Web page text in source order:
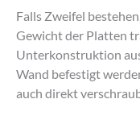
Falls Zweifel
Gewicht der Platten
Unterkonstruktion
Wand befestigt
auch direkt